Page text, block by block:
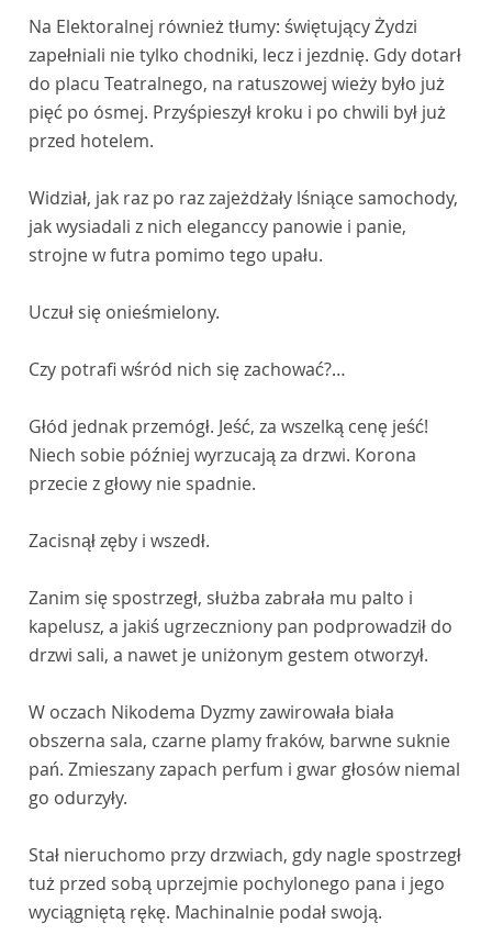
Na Elektoralnej również tłumy: świętujący Żydzi
zapełniali nie tylko chodniki, lecz i jezdnię. Gdy dotarł
do placu Teatralnego, na ratuszowej wieży było już
pięć po ósmej. Przyśpieszył kroku i po chwili był już
przed hotelem.
Widział, jak raz po raz zajeżdżały lśniące samochody,
jak wysiadali z nich eleganccy panowie i panie,
strojne w futra pomimo tego upału.
Uczuł się onieśmielony.
Czy potrafi wśród nich się zachować?…
Głód jednak przemógł. Jeść, za wszelką cenę jeść!
Niech sobie później wyrzucają za drzwi. Korona
przecie z głowy nie spadnie.
Zacisnął zęby i wszedł.
Zanim się spostrzegł, służba zabrała mu palto i
kapelusz, a jakiś ugrzeczniony pan podprowadził do
drzwi sali, a nawet je uniżonym gestem otworzył.
W oczach Nikodema Dyzmy zawirowała biała
obszerna sala, czarne plamy fraków, barwne suknie
pań. Zmieszany zapach perfum i gwar głosów niemal
go odurzyły.
Stał nieruchomo przy drzwiach, gdy nagle spostrzegł
tuż przed sobą uprzejmie pochylonego pana i jego
wyciągniętą rękę. Machinalnie podał swoją.